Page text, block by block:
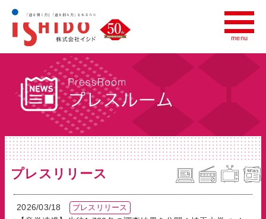
menu
menu
会社情報
いしど式について
世界への広がり
プレスルーム
プレスリリース
2026/03/18 プレスリリース